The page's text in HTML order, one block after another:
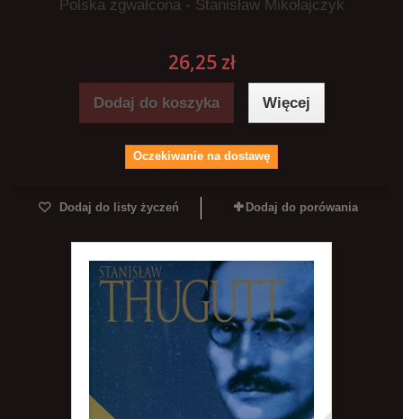
Polska zgwałcona - Stanisław Mikołajczyk
26,25 zł
Dodaj do koszyka Więcej
Oczekiwanie na dostawę
Dodaj do listy życzeń Dodaj do porówania